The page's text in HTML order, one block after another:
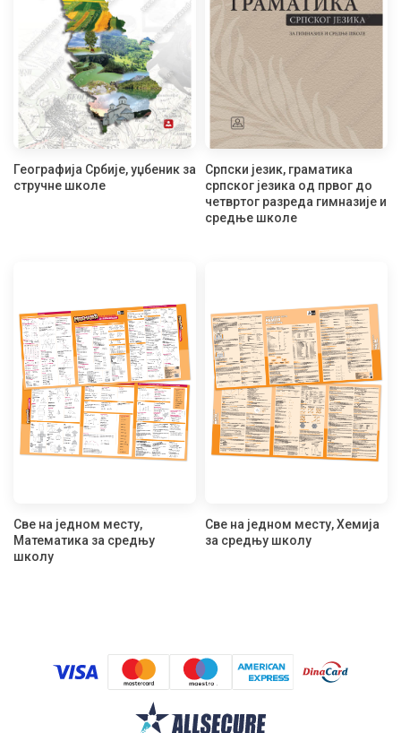
Географија Србије, уџбеник за
стручне школе
Српски језик, граматика
српског језика од првог до
четвртог разреда гимназије и
средње школе
Све на једном месту,
Математика за средњу
школу
Све на једном месту, Хемија
за средњу школу